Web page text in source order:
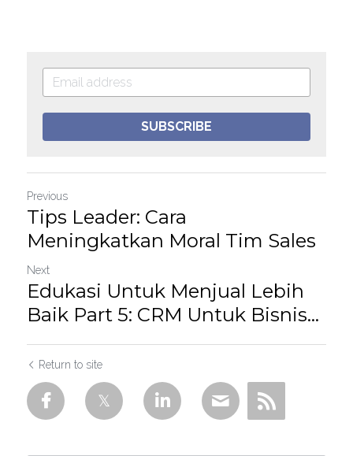
SUBSCRIBE
Previous
Tips Leader: Cara
Meningkatkan Moral Tim Sales
Next
Edukasi Untuk Menjual Lebih
Baik Part 5: CRM Untuk Bisnis...
Return to site